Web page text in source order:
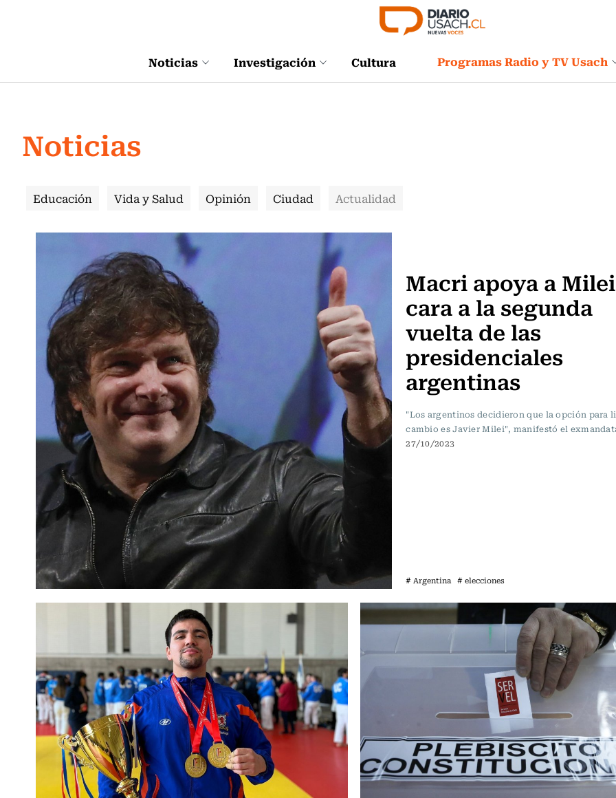
Noticias Investigación Cultura Programas Radio y TV Usach
Noticias
Educación Vida y Salud Opinión Ciudad Actualidad
Macri apoya a
cara a la segunda
vuelta de las
presidenciales
argentinas
"Los argentinos decidieron que la opción para
cambio es Javier Milei", manifestó el
27/10/2023
# Argentina # elecciones